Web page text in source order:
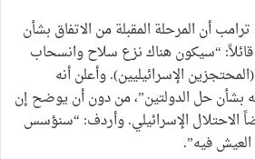
أن المرحلة المقبلة من الاتفاق بشأن
“سيكون هناك نزع سلاح وانسحاب
الإسرائيليين). وأعلن أنه
بشأن حل الدولتين”، من دون أن يوضح إن
الاحتلال الإسرائيلي. وأردف: “سنؤسس
فيه”.